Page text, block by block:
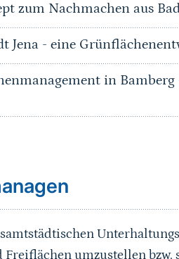
zum Nachmachen aus
Jena - eine
in
umzustellen bzw.